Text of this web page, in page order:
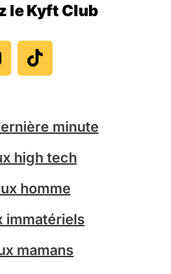
le Kyft Club
i
k
t
minute
high tech
homme
immatériels
mamans